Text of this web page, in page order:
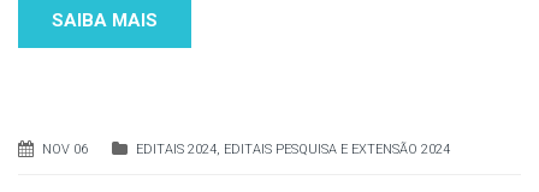
SAIBA MAIS
NOV 06 EDITAIS 2024, EDITAIS PESQUISA E EXTENSÃO 2024